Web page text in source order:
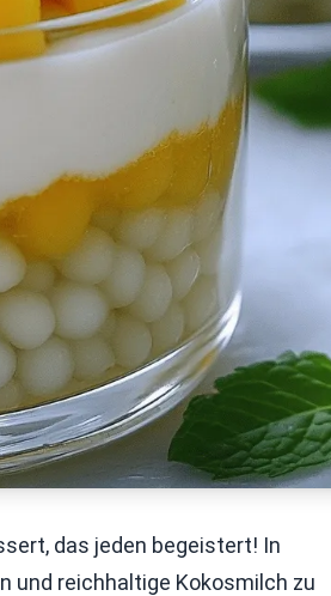
das jeden begeistert! In
und reichhaltige Kokosmilch zu